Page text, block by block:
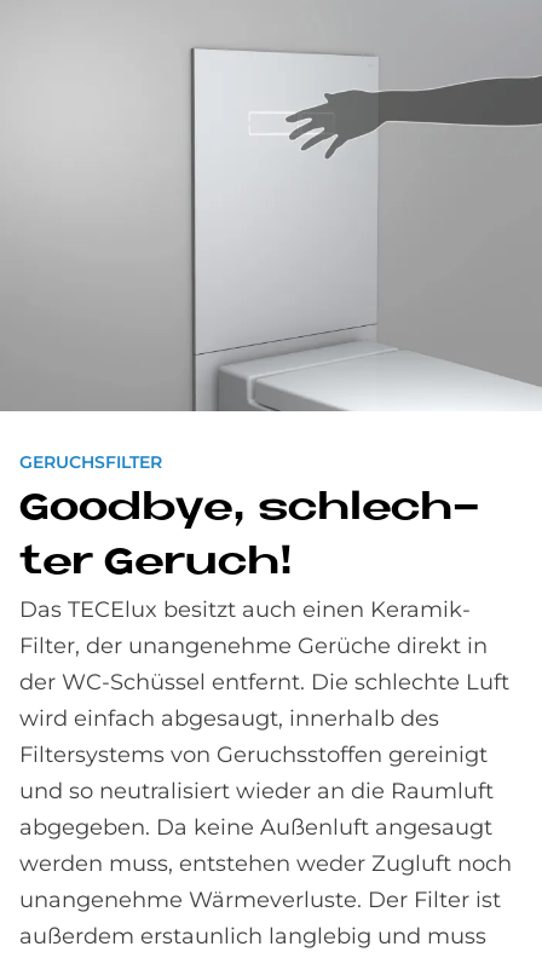
GERUCHSFILTER
Good­bye, schlech­
ter Ge­ruch!
Das TECElux besitzt auch einen Keramik-
Filter, der unangenehme Gerüche direkt in
der WC-Schüssel entfernt. Die schlechte Luft
wird einfach abgesaugt, innerhalb des
Filtersystems von Geruchsstoffen gereinigt
und so neutralisiert wieder an die Raumluft
abgegeben. Da keine Außenluft angesaugt
werden muss, entstehen weder Zugluft noch
unangenehme Wärmeverluste. Der Filter ist
außerdem erstaunlich langlebig und muss